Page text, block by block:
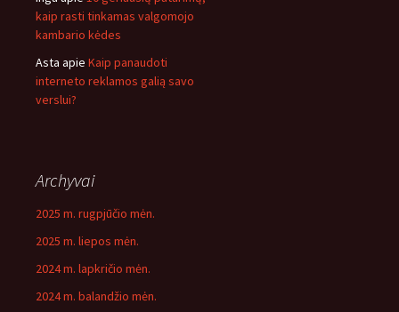
kaip rasti tinkamas valgomojo
kambario kėdes
Asta apie Kaip panaudoti
interneto reklamos galią savo
verslui?
Archyvai
2025 m. rugpjūčio mėn.
2025 m. liepos mėn.
2024 m. lapkričio mėn.
2024 m. balandžio mėn.